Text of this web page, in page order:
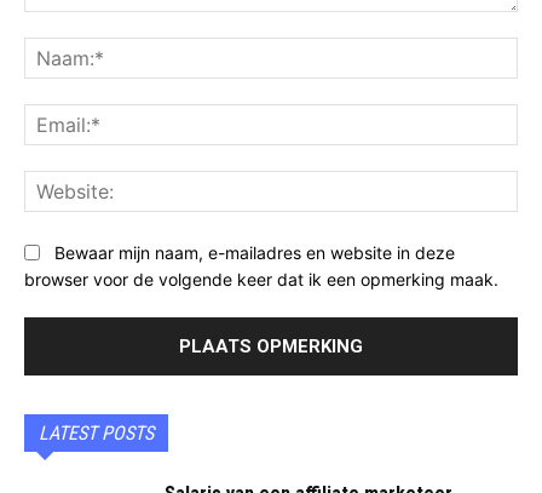
Bewaar mijn naam, e-mailadres en website in deze
browser voor de volgende keer dat ik een opmerking maak.
LATEST POSTS